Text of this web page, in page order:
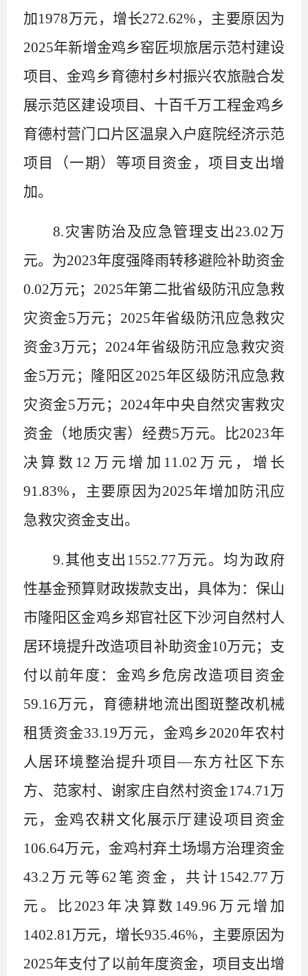
加1978万元，增长272.62% ，主要原因为
2025年新增金鸡乡窑匠坝旅居示范村建设
项目、金鸡乡育德村乡村振兴农旅融合发
展示范区建设项目、十百千万工程金鸡乡
育德村营门口片区温泉入户庭院经济示范
项目（一期）等项目资金，项目支出增
加。
8.灾害防治及应急管理支出23.02万
元。为2023年度强降雨转移避险补助资金
0.02万元； 2025年第二批省级防汛应急救
灾资金5万元； 2025年省级防汛应急救灾
资金3万元； 2024年省级防汛应急救灾资
金5万元；隆阳区2025年区级防汛应急救
灾资金5万元； 2024年中央自然灾害救灾
资金（地质灾害）经费5万元。比2023年
决算数 12 万元增加 11.02 万元，增长
91.83% ，主要原因为2025年增加防汛应
急救灾资金支出。
9.其他支出 1552.77万元。均为政府
性基金预算财政拨款支出，具体为：保山
市隆阳区金鸡乡郑官社区下沙河自然村人
居环境提升改造项目补助资金10万元；支
付以前年度：金鸡乡危房改造项目资金
59.16万元，育德耕地流出图斑整改机械
租赁资金33.19万元，金鸡乡2020年农村
人居环境整治提升项目—东方社区下东
方、范家村、谢家庄自然村资金174.71 万
元，金鸡农耕文化展示厅建设项目资金
106.64万元，金鸡村弃土场塌方治理资金
43.2 万元等 62 笔资金，共计 1542.77 万
元。比 2023 年决算数 149.96 万元增加
1402.81 万元，增长935.46%，主要原因为
2025年支付了以前年度资金，项目支出增